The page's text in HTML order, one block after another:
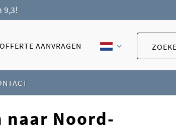
9,3!
OFFERTE AANVRAGEN
Noord-